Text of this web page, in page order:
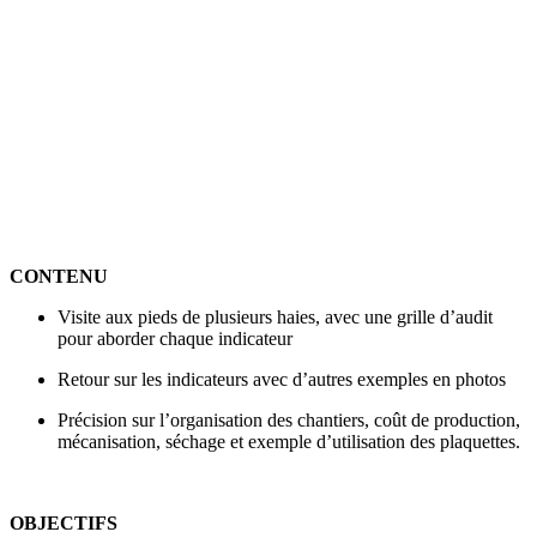
CONTENU
Visite aux pieds de plusieurs haies, avec une grille d’audit
pour aborder chaque indicateur
Retour sur les indicateurs avec d’autres exemples en photos
Précision sur l’organisation des chantiers, coût de production,
mécanisation, séchage et exemple d’utilisation des plaquettes.
OBJECTIFS